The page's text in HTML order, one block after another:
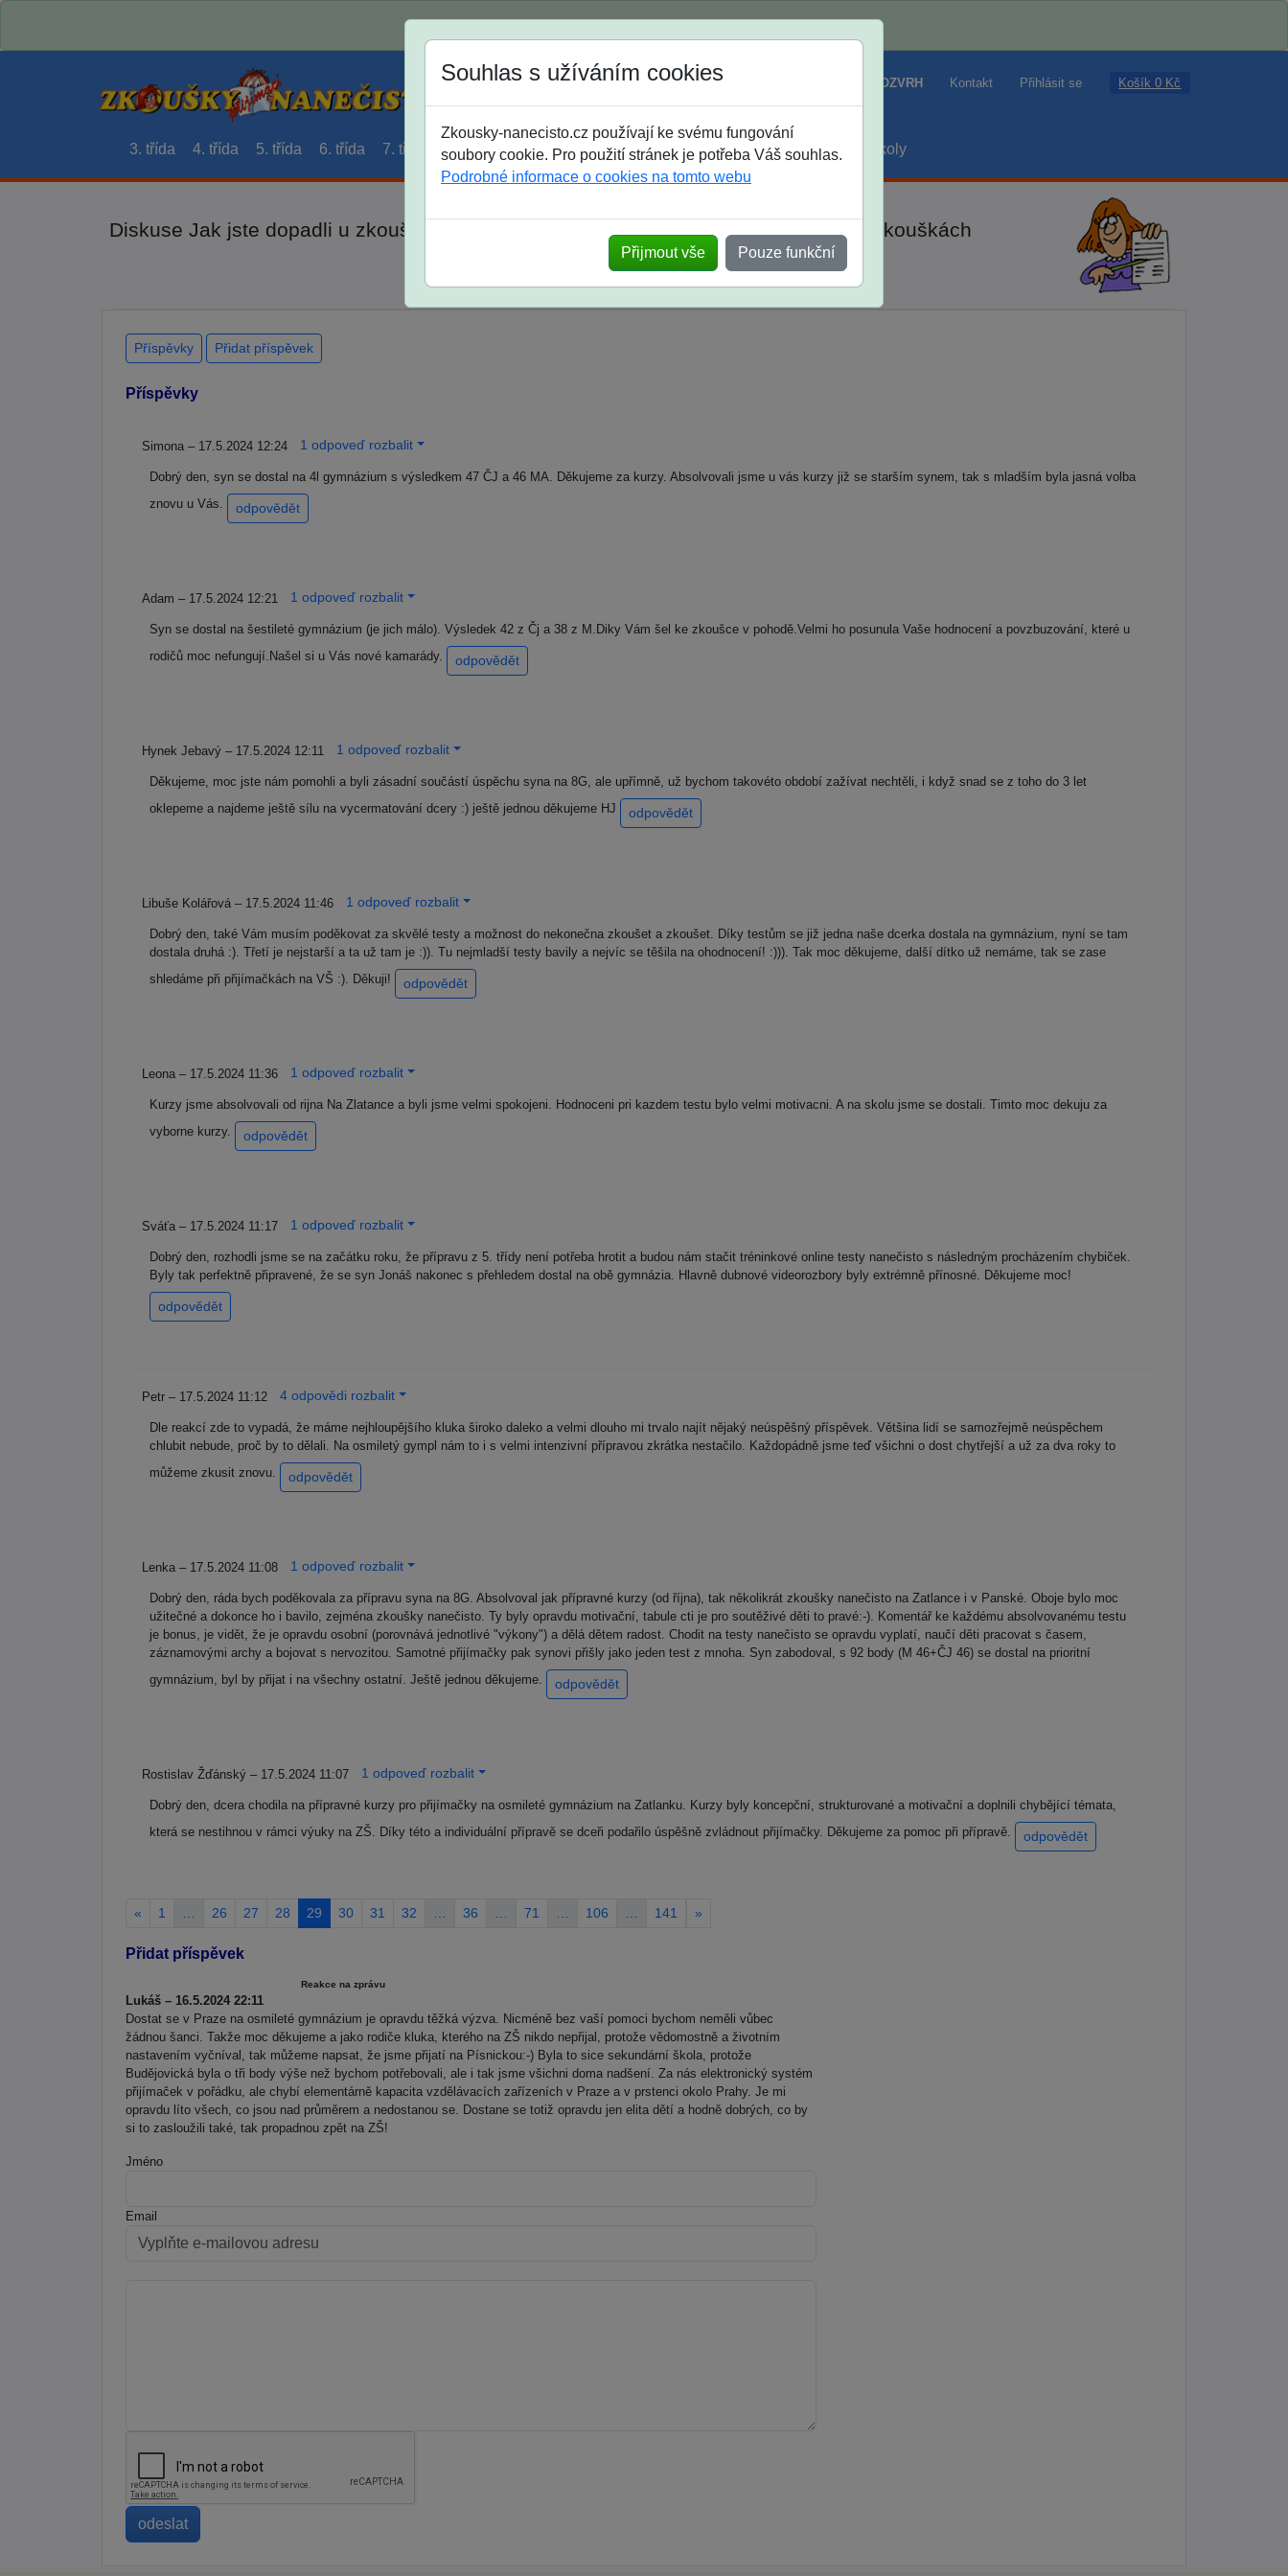
Jak si vybrat ROZVRH Kontakt Přihlásit se Košík 0 Kč
3. třída 4. třída 5. třída 6. třída 7. třída 8. třída 9. třída střední maturanti soutěže prázdniny školy
Diskuse Jak jste dopadli u zkoušek na SŠ? Vaše ohlasy po skutečných přijímacích zkouškách
Souhlas s užíváním cookies
Zkousky-nanecisto.cz používají ke svému fungování
soubory cookie. Pro použití stránek je potřeba Váš souhlas.
Podrobné informace o cookies na tomto webu
Přijmout vše Pouze funkční
Příspěvky Přidat příspěvek
Příspěvky
Simona – 17.5.2024 12:24 1 odpoveď rozbalit
Dobrý den, syn se dostal na 4l gymnázium s výsledkem 47 ČJ a 46 MA. Děkujeme za kurzy. Absolvovali jsme u vás kurzy již se starším synem, tak s mladším byla jasná volba
znovu u Vás.
odpovědět
Adam – 17.5.2024 12:21 1 odpoveď rozbalit
Syn se dostal na šestileté gymnázium (je jich málo). Výsledek 42 z Čj a 38 z M.Diky Vám šel ke zkoušce v pohodě.Velmi ho posunula Vaše hodnocení a povzbuzování, které u
rodičů moc nefungují.Našel si u Vás nové kamarády.
odpovědět
Hynek Jebavý – 17.5.2024 12:11 1 odpoveď rozbalit
Děkujeme, moc jste nám pomohli a byli zásadní součástí úspěchu syna na 8G, ale upřímně, už bychom takovéto období zažívat nechtěli, i když snad se z toho do 3 let
oklepeme a najdeme ještě sílu na vycermatování dcery :) ještě jednou děkujeme HJ
odpovědět
Libuše Kolářová – 17.5.2024 11:46 1 odpoveď rozbalit
Dobrý den, také Vám musím poděkovat za skvělé testy a možnost do nekonečna zkoušet a zkoušet. Díky testům se již jedna naše dcerka dostala na gymnázium, nyní se tam
dostala druhá :). Třetí je nejstarší a ta už tam je :)). Tu nejmladší testy bavily a nejvíc se těšila na ohodnocení! :))). Tak moc děkujeme, další dítko už nemáme, tak se zase
shledáme při přijímačkách na VŠ :). Děkuji!
odpovědět
Leona – 17.5.2024 11:36 1 odpoveď rozbalit
Kurzy jsme absolvovali od rijna Na Zlatance a byli jsme velmi spokojeni. Hodnoceni pri kazdem testu bylo velmi motivacni. A na skolu jsme se dostali. Timto moc dekuju za
vyborne kurzy.
odpovědět
Sváťa – 17.5.2024 11:17 1 odpoveď rozbalit
Dobrý den, rozhodli jsme se na začátku roku, že přípravu z 5. třídy není potřeba hrotit a budou nám stačit tréninkové online testy nanečisto s následným procházením chybiček.
Byly tak perfektně připravené, že se syn Jonáš nakonec s přehledem dostal na obě gymnázia. Hlavně dubnové videorozbory byly extrémně přínosné. Děkujeme moc!
odpovědět
Petr – 17.5.2024 11:12 4 odpovědi rozbalit
Dle reakcí zde to vypadá, že máme nejhloupějšího kluka široko daleko a velmi dlouho mi trvalo najít nějaký neúspěšný příspěvek. Většina lidí se samozřejmě neúspěchem
chlubit nebude, proč by to dělali. Na osmiletý gympl nám to i s velmi intenzivní přípravou zkrátka nestačilo. Každopádně jsme teď všichni o dost chytřejší a už za dva roky to
můžeme zkusit znovu.
odpovědět
Lenka – 17.5.2024 11:08 1 odpoveď rozbalit
Dobrý den, ráda bych poděkovala za přípravu syna na 8G. Absolvoval jak přípravné kurzy (od října), tak několikrát zkoušky nanečisto na Zatlance i v Panské. Oboje bylo moc
užitečné a dokonce ho i bavilo, zejména zkoušky nanečisto. Ty byly opravdu motivační, tabule cti je pro soutěživé děti to pravé:-). Komentář ke každému absolvovanému testu
je bonus, je vidět, že je opravdu osobní (porovnává jednotlivé "výkony") a dělá dětem radost. Chodit na testy nanečisto se opravdu vyplatí, naučí děti pracovat s časem,
záznamovými archy a bojovat s nervozitou. Samotné přijímačky pak synovi přišly jako jeden test z mnoha. Syn zabodoval, s 92 body (M 46+ČJ 46) se dostal na prioritní
gymnázium, byl by přijat i na všechny ostatní. Ještě jednou děkujeme.
odpovědět
Rostislav Žďánský – 17.5.2024 11:07 1 odpoveď rozbalit
Dobrý den, dcera chodila na přípravné kurzy pro přijímačky na osmileté gymnázium na Zatlanku. Kurzy byly koncepční, strukturované a motivační a doplnili chybějící témata,
která se nestihnou v rámci výuky na ZŠ. Díky této a individuální přípravě se dceři podařilo úspěšně zvládnout přijímačky. Děkujeme za pomoc při přípravě.
odpovědět
« 1 26 27 28 29 30 31 32 36 71 106 141 »
Přidat příspěvek
Reakce na zprávu
Lukáš – 16.5.2024 22:11
Dostat se v Praze na osmileté gymnázium je opravdu těžká výzva. Nicméně bez vaší pomoci bychom neměli vůbec
žádnou šanci. Takže moc děkujeme a jako rodiče kluka, kterého na ZŠ nikdo nepřijal, protože vědomostně a životním
nastavením vyčníval, tak můžeme napsat, že jsme přijatí na Písnickou:-) Byla to sice sekundární škola, protože
Budějovická byla o tři body výše než bychom potřebovali, ale i tak jsme všichni doma nadšení. Za nás elektronický systém
přijímaček v pořádku, ale chybí elementárně kapacita vzdělávacích zařízeních v Praze a v prstenci okolo Prahy. Je mi
opravdu líto všech, co jsou nad průměrem a nedostanou se. Dostane se totiž opravdu jen elita dětí a hodně dobrých, co by
si to zasloužili také, tak propadnou zpět na ZŠ!
Jméno
Email